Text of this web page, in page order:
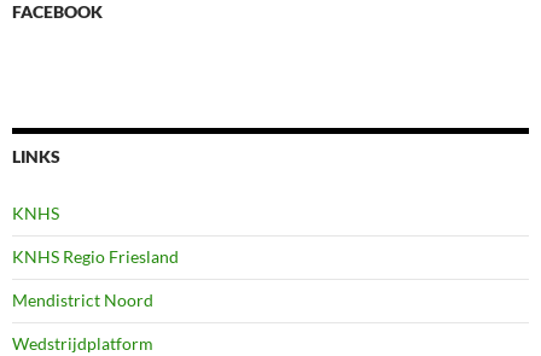
FACEBOOK
LINKS
KNHS
KNHS Regio Friesland
Mendistrict Noord
Wedstrijdplatform